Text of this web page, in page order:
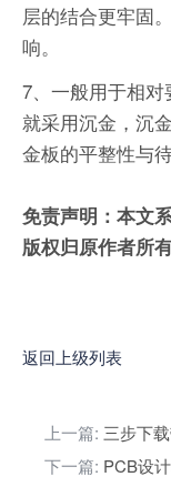
层的结合更牢固
响。
7、一般用于相
就采用沉金，沉
金板的平整性与
免责声明：本文
版权归原作者所
返回上级列表
上一篇: 三步下
下一篇: PCB设